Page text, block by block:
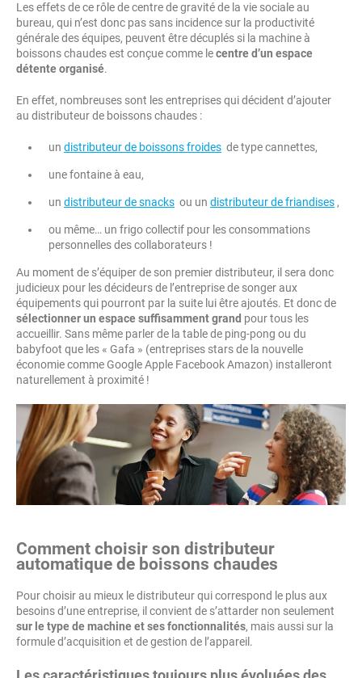
Les effets de ce rôle de centre de gravité de la vie sociale au
bureau, qui n’est donc pas sans incidence sur la productivité
générale des équipes, peuvent être décuplés si la machine à
boissons chaudes est conçue comme lecentre d’un espace
détente organisé.
En effet, nombreuses sont les entreprises qui décident d’ajouter
au distributeur de boissons chaudes :
un distributeur de boissons froides de type cannettes,
une fontaine à eau,
un distributeur de snacks ou un distributeur de friandises ,
ou même… un frigo collectif pour les consommations
personnelles des collaborateurs !
Au moment de s’équiper de son premier distributeur, il sera donc
judicieux pour les décideurs de l’entreprise de songer aux
équipements qui pourront par la suite lui être ajoutés. Et donc de
sélectionner un espace suffisamment grand pour tous les
accueillir. Sans même parler de la table de ping-pong ou du
babyfoot que les « Gafa » (entreprises stars de la nouvelle
économie comme Google Apple Facebook Amazon) installeront
naturellement à proximité !
Comment choisir son distributeur
automatique de boissons chaudes
Pour choisir au mieux le distributeur qui correspond le plus aux
besoins d’une entreprise, il convient de s’attarder non seulement
sur le type de machine et ses fonctionnalités, mais aussi sur la
formule d’acquisition et de gestion de l’appareil.